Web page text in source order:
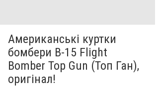
Американські куртки
бомбери B-15 Flight
Bomber Top Gun (Топ Ган),
оригінал!